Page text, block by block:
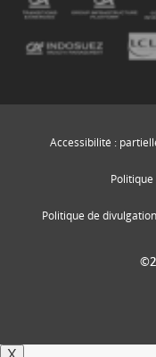
Accessibilité :
Politique de